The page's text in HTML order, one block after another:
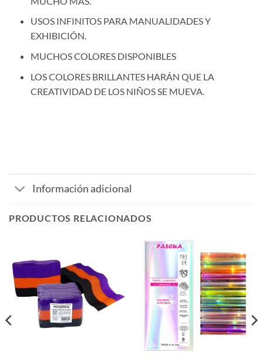
USOS INFINITOS PARA MANUALIDADES Y
EXHIBICIÓN.
MUCHOS COLORES DISPONIBLES
LOS COLORES BRILLANTES HARÁN QUE LA
CREATIVIDAD DE LOS NIÑOS SE MUEVA.
Información adicional
PRODUCTOS RELACIONADOS